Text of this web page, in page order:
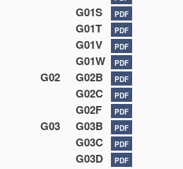
G01S PDF
G01T PDF
G01V PDF
G01W PDF
G02 G02B PDF
G02C PDF
G02F PDF
G03 G03B PDF
G03C PDF
G03D PDF